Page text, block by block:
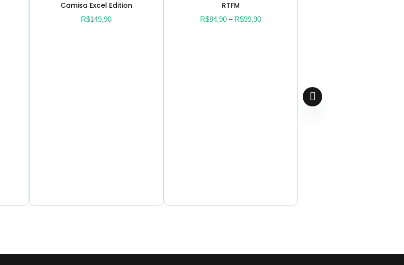
Camisa Excel Edition
R$149,90
RTFM
R$84,90 – R$99,90